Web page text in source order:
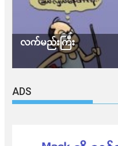
လက်မည်းကြီး
ADS